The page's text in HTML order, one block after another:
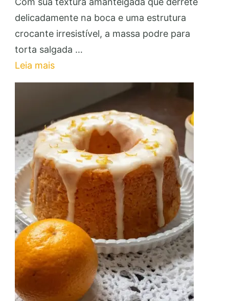
Podre
para
Faça
e
Venda
com
Lucro!
delicadamente na boca e uma estrutura
crocante irresistível, a massa podre para
torta salgada …
Leia mais